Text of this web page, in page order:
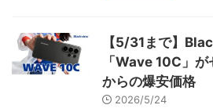
【5/31まで】
「Wave 10C」
からの爆安価格
2026/5/24